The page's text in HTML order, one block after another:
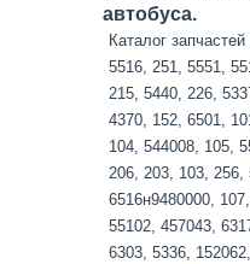
автобуса.
Каталог
5516, 251, 5551,
215, 5440, 226,
4370, 152, 6501,
104, 544008, 105,
206, 203, 103, 256,
6516н9480000,
55102, 457043,
6303, 5336,